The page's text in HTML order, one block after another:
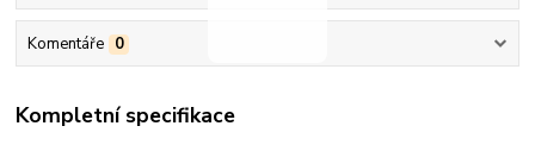
Komentáře 0
Kompletní specifikace